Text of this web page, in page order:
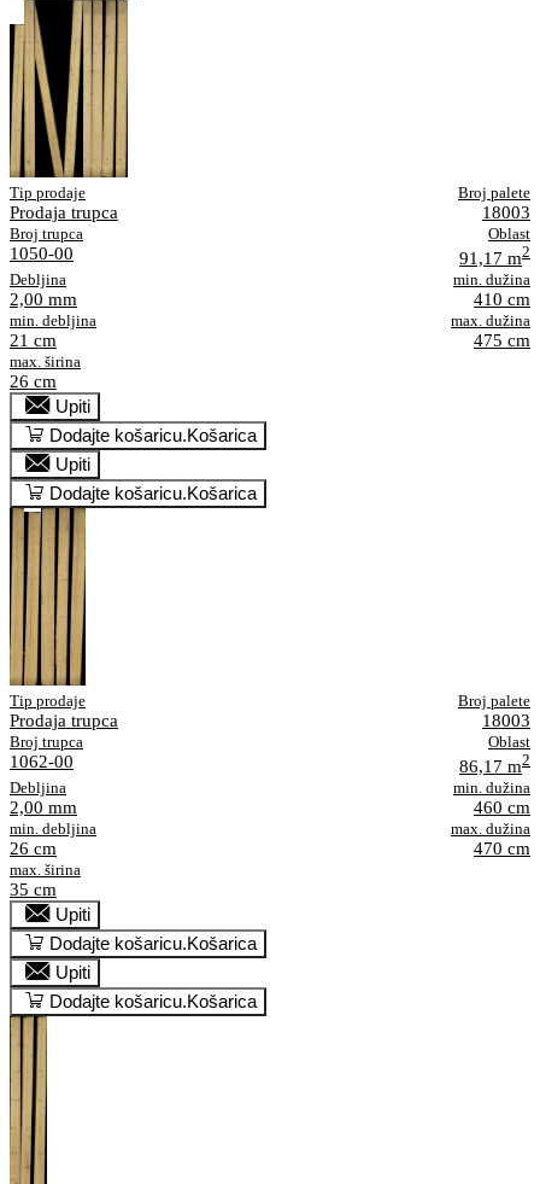
Tip prodaje
Prodaja trupca
Broj palete
18003
Broj trupca
1050-00
Oblast
91,17 m2
Debljina
2,00 mm
min. dužina
410 cm
min. debljina
21 cm
max. dužina
475 cm
max. širina
26 cm
Upiti
Dodajte košaricu.Košarica
Upiti
Dodajte košaricu.Košarica
Tip prodaje
Prodaja trupca
Broj palete
18003
Broj trupca
1062-00
Oblast
86,17 m2
Debljina
2,00 mm
min. dužina
460 cm
min. debljina
26 cm
max. dužina
470 cm
max. širina
35 cm
Upiti
Dodajte košaricu.Košarica
Upiti
Dodajte košaricu.Košarica